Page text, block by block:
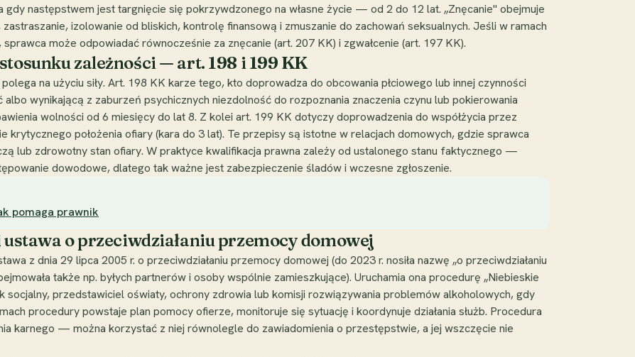
następstwem jest targnięcie się pokrzywdzonego na własne życie — od 2 do 12 lat. „Znęcanie" obejmuje
izolowanie od bliskich, kontrolę finansową i zmuszanie do zachowań seksualnych. Jeśli w ramach
może odpowiadać równocześnie za znęcanie (art. 207 KK) i zgwałcenie (art. 197 KK).
zależności — art. 198 i 199 KK
na użyciu siły. Art. 198 KK karze tego, kto doprowadza do obcowania płciowego lub innej czynności
wynikającą z zaburzeń psychicznych niezdolność do rozpoznania znaczenia czynu lub pokierowania
wolności od 6 miesięcy do lat 8. Z kolei art. 199 KK dotyczy doprowadzenia do współżycia przez
krytycznego położenia ofiary (kara do 3 lat). Te przepisy są istotne w relacjach domowych, gdzie sprawca
lub zdrowotny stan ofiary. W praktyce kwalifikacja prawna zależy od ustalonego stanu faktycznego —
dowodowe, dlatego tak ważne jest zabezpieczenie śladów i wczesne zgłoszenie.
pomaga prawnik
o przeciwdziałaniu przemocy domowej
z dnia 29 lipca 2005 r. o przeciwdziałaniu przemocy domowej (do 2023 r. nosiła nazwę „o przeciwdziałaniu
także np. byłych partnerów i osoby wspólnie zamieszkujące). Uruchamia ona procedurę „Niebieskie
przedstawiciel oświaty, ochrony zdrowia lub komisji rozwiązywania problemów alkoholowych, gdy
procedury powstaje plan pomocy ofierze, monitoruje się sytuację i koordynuje działania służb. Procedura
karnego — można korzystać z niej równolegle do zawiadomienia o przestępstwie, a jej wszczęcie nie